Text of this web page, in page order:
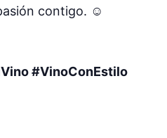
contigo. ☺️
#VinoConEstilo